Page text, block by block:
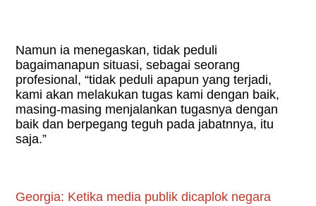
Namun ia menegaskan, tidak peduli
bagaimanapun situasi, sebagai seorang
profesional, “tidak peduli apapun yang terjadi,
kami akan melakukan tugas kami dengan baik,
masing-masing menjalankan tugasnya dengan
baik dan berpegang teguh pada jabatnnya, itu
saja.”
Georgia: Ketika media publik dicaplok negara